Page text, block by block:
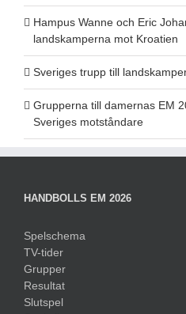
Hampus Wanne och Eric
landskamperna mot Kroatien
Sveriges trupp till
Grupperna till damernas EM
Sveriges motståndare
HANDBOLLS EM 2026
Spelschema
TV-tider
Grupper
Resultat
Slutspel